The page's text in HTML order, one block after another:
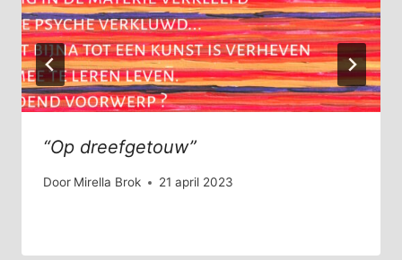
“Op dreefgetouw”
Door Mirella Brok 21 april 2023